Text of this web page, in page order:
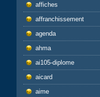
affiches
affranchissement
agenda
ahma
ai105-diplome
aicard
aime